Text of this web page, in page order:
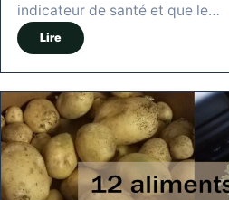
indicateur de santé et que le…
Lire